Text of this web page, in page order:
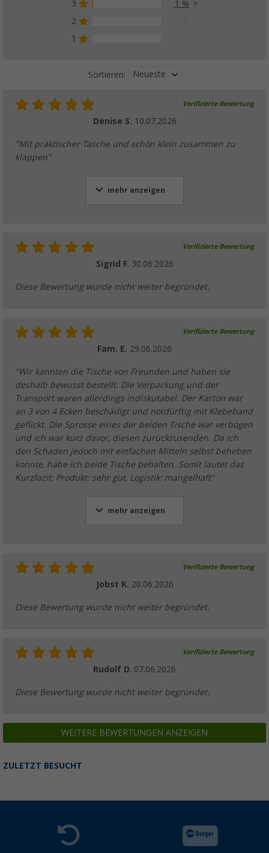
Berger Sirmione Air Aufblasbares Vorzelt
3
1 %
2
1
Sortieren: Neueste
Verifizierte Bewertung
Denise S. 10.07.2026
"Mit praktischer Tasche und schön klein zusammen zu
klappen"
mehr anzeigen
Verifizierte Bewertung
Sigrid F. 30.06.2026
Diese Bewertung wurde nicht weiter begründet.
Verifizierte Bewertung
Fam. E. 29.06.2026
"Wir kannten die Tische von Freunden und haben sie
deshalb bewusst bestellt. Die Verpackung und der
Transport waren allerdings indiskutabel. Der Karton war
an 3 von 4 Ecken beschädigt und notdürftig mit Klebeband
geflickt. Die Sprosse eines der beiden Tische war verbogen
und ich war kurz davor, diesen zurückzusenden. Da ich
den Schaden jedoch mit einfachen Mitteln selbst beheben
konnte, habe ich beide Tische behalten. Somit lautet das
Kurzfazit: Produkt: sehr gut, Logistik: mangelhaft"
mehr anzeigen
Verifizierte Bewertung
Jobst K. 20.06.2026
Diese Bewertung wurde nicht weiter begründet.
Verifizierte Bewertung
Rudolf D. 07.06.2026
Diese Bewertung wurde nicht weiter begründet.
WEITERE BEWERTUNGEN ANZEIGEN
ZULETZT BESUCHT